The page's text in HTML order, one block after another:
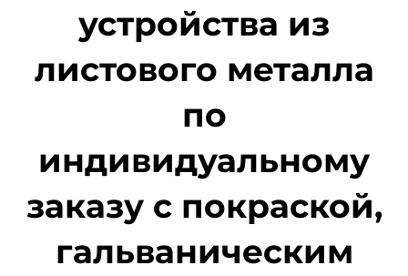
устройства из
листового металла
по
индивидуальному
заказу с покраской,
гальваническим